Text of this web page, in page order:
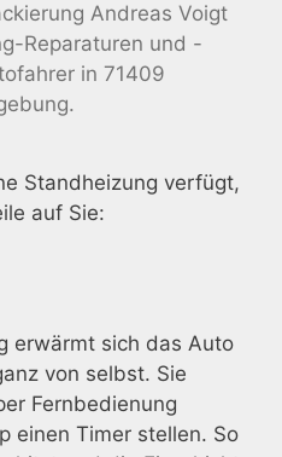
Andreas Voigt
Reparaturen und -
in 71409
Standheizung verfügt,
auf Sie:
erwärmt sich das Auto
von selbst. Sie
Fernbedienung
einen Timer stellen. So